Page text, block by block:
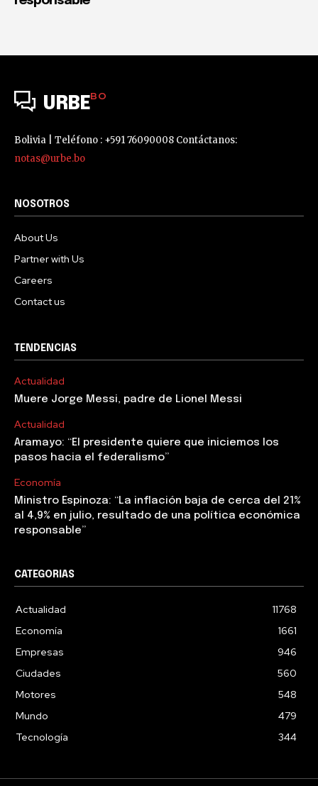
URBEBO
Bolivia | Teléfono : +591 76090008 Contáctanos:
notas@urbe.bo
NOSOTROS
About Us
Partner with Us
Careers
Contact us
TENDENCIAS
Actualidad
Muere Jorge Messi, padre de Lionel Messi
Actualidad
Aramayo: “El presidente quiere que iniciemos los
pasos hacia el federalismo”
Economía
Ministro Espinoza: “La inflación baja de cerca del 21%
al 4,9% en julio, resultado de una política económica
responsable”
CATEGORIAS
Actualidad
11768
Economía
1661
Empresas
946
Ciudades
560
Motores
548
Mundo
479
Tecnología
344